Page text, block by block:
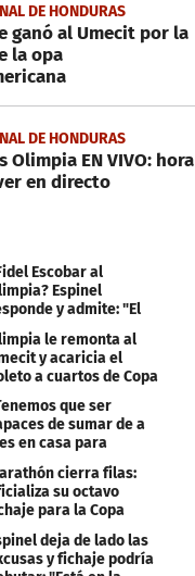
DE HONDURAS
ganó al Umecit por la
la opa
DE HONDURAS
Olimpia EN VIVO: hora
en directo
Escobar al
Espinel
y admite: "El
fue corto"
le remonta al
y acaricia el
a cuartos de Copa
que ser
de sumar de a
en casa para
la
cierra filas:
su octavo
para la Copa
deja de lado las
y fichaje podría